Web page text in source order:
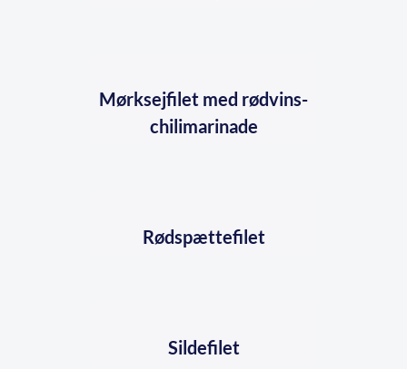
Mørksejfilet med rødvins-
chilimarinade
Rødspættefilet
Sildefilet